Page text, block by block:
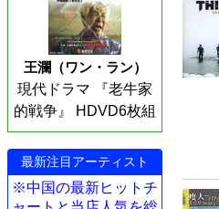
王瀾（ワン・ラン）
現代ドラマ 『老牛家
的戦争』 HDVD6枚組
最新注目アーティスト
※中国の最新ヒットチ